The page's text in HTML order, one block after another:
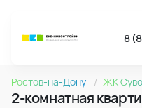
8
Квартира № 249 в ЖК
2-комнатная квартира
Ростов-на-Дону ЖК
2-комнатная